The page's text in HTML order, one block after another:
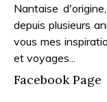
Nantaise
depuis plusieurs
vous mes
et voyages...
Facebook Page